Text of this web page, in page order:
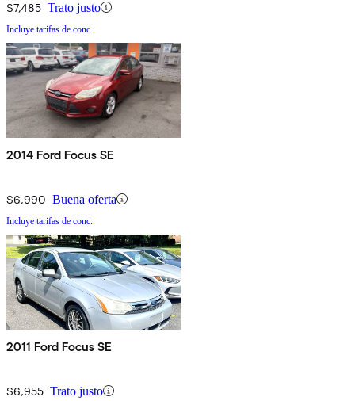
$7,485 Trato justo
Incluye tarifas de conc.
2014 Ford Focus SE
$6,990 Buena oferta
Incluye tarifas de conc.
2011 Ford Focus SE
$6,955 Trato justo